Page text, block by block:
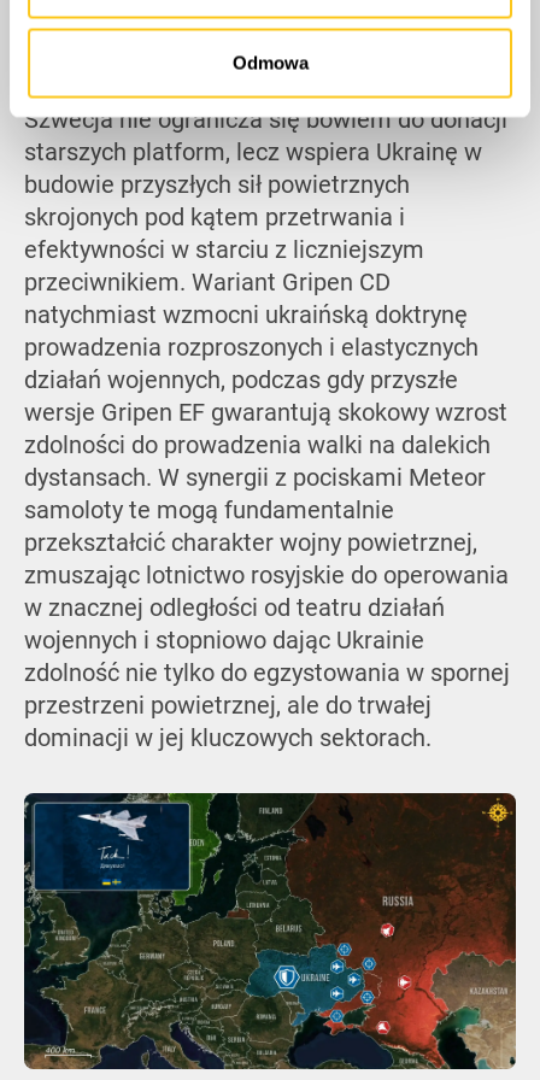
Odmowa
Podsumowując, porozumienie w sprawie
myśliwców Gripen wykracza daleko poza
ramy standardowego transferu uzbrojenia.
Szwecja nie ogranicza się bowiem do donacji
starszych platform, lecz wspiera Ukrainę w
budowie przyszłych sił powietrznych
skrojonych pod kątem przetrwania i
efektywności w starciu z liczniejszym
przeciwnikiem. Wariant Gripen CD
natychmiast wzmocni ukraińską doktrynę
prowadzenia rozproszonych i elastycznych
działań wojennych, podczas gdy przyszłe
wersje Gripen EF gwarantują skokowy wzrost
zdolności do prowadzenia walki na dalekich
dystansach. W synergii z pociskami Meteor
samoloty te mogą fundamentalnie
przekształcić charakter wojny powietrznej,
zmuszając lotnictwo rosyjskie do operowania
w znacznej odległości od teatru działań
wojennych i stopniowo dając Ukrainie
zdolność nie tylko do egzystowania w spornej
przestrzeni powietrznej, ale do trwałej
dominacji w jej kluczowych sektorach.